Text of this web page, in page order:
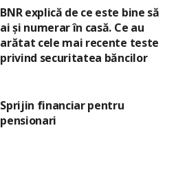
BNR explică de ce este bine să
ai și numerar în casă. Ce au
arătat cele mai recente teste
privind securitatea băncilor
Sprijin financiar pentru
pensionari